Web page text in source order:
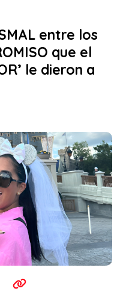
entre los
que el
le dieron a